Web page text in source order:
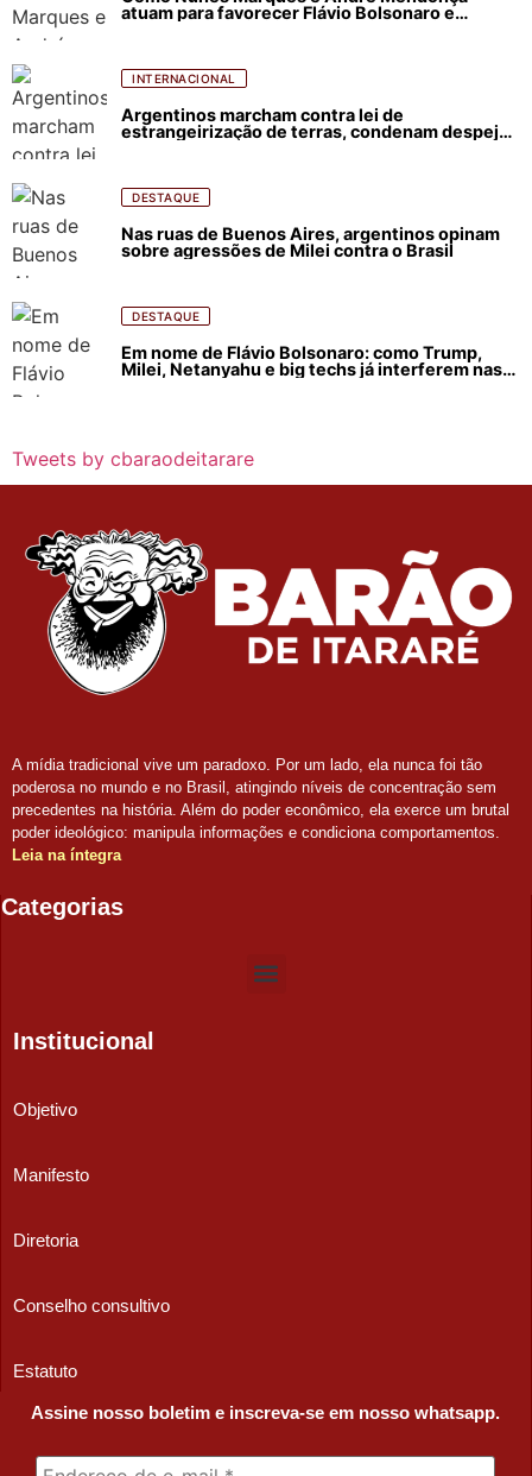
atuam para favorecer Flávio Bolsonaro e
INTERNACIONAL
Argentinos marcham contra lei de
estrangeirização de terras, condenam despejos
DESTAQUE
Nas ruas de Buenos Aires, argentinos opinam
sobre agressões de Milei contra o Brasil
DESTAQUE
Em nome de Flávio Bolsonaro: como Trump,
Milei, Netanyahu e big techs já interferem nas
Tweets by cbaraodeitarare
A mídia tradicional vive um paradoxo. Por um lado, ela nunca foi tão
poderosa no mundo e no Brasil, atingindo níveis de concentração sem
precedentes na história. Além do poder econômico, ela exerce um brutal
poder ideológico: manipula informações e condiciona comportamentos.
Leia na íntegra
Categorias
Institucional
Objetivo
Manifesto
Diretoria
Conselho consultivo
Estatuto
Assine nosso boletim e inscreva-se em nosso whatsapp.